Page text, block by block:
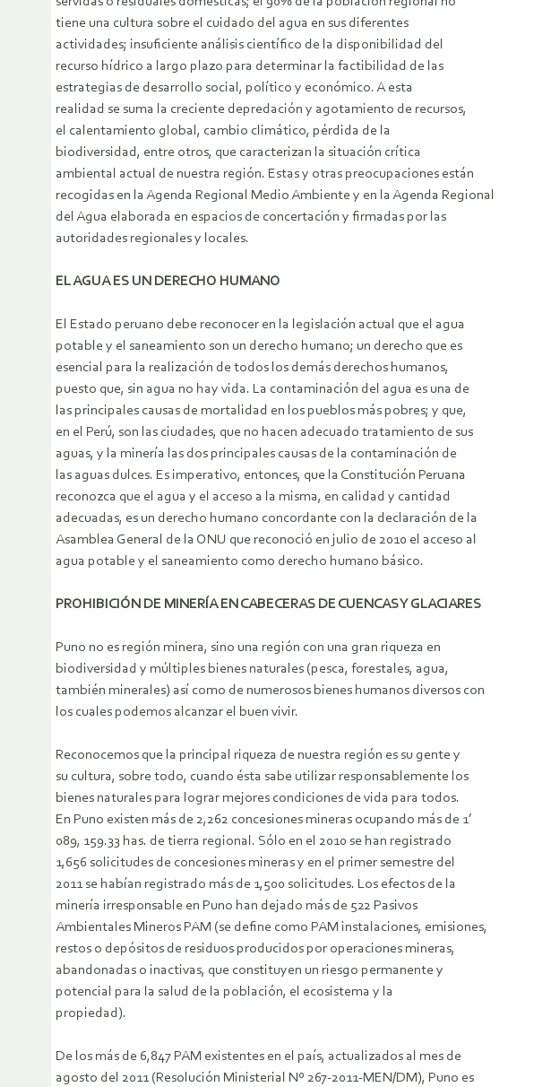
tiene una cultura sobre el cuidado del agua en sus diferentes
actividades; insuficiente análisis científico de la disponibilidad del
recurso hídrico a largo plazo para determinar la factibilidad de las
estrategias de desarrollo social, político y económico. A esta
realidad se suma la creciente depredación y agotamiento de recursos,
el calentamiento global, cambio climático, pérdida de la
biodiversidad, entre otros, que caracterizan la situación crítica
ambiental actual de nuestra región. Estas y otras preocupaciones están
recogidas en la Agenda Regional Medio Ambiente y en la Agenda Regional
del Agua elaborada en espacios de concertación y firmadas por las
autoridades regionales y locales.
EL AGUA ES UN DERECHO HUMANO
El Estado peruano debe reconocer en la legislación actual que el agua
potable y el saneamiento son un derecho humano; un derecho que es
esencial para la realización de todos los demás derechos humanos,
puesto que, sin agua no hay vida. La contaminación del agua es una de
las principales causas de mortalidad en los pueblos más pobres; y que,
en el Perú, son las ciudades, que no hacen adecuado tratamiento de sus
aguas, y la minería las dos principales causas de la contaminación de
las aguas dulces. Es imperativo, entonces, que la Constitución Peruana
reconozca que el agua y el acceso a la misma, en calidad y cantidad
adecuadas, es un derecho humano concordante con la declaración de la
Asamblea General de la ONU que reconoció en julio de 2010 el acceso al
agua potable y el saneamiento como derecho humano básico.
PROHIBICIÓN DE MINERÍA EN CABECERAS DE CUENCAS Y GLACIARES
Puno no es región minera, sino una región con una gran riqueza en
biodiversidad y múltiples bienes naturales (pesca, forestales, agua,
también minerales) así como de numerosos bienes humanos diversos con
los cuales podemos alcanzar el buen vivir.
Reconocemos que la principal riqueza de nuestra región es su gente y
su cultura, sobre todo, cuando ésta sabe utilizar responsablemente los
bienes naturales para lograr mejores condiciones de vida para todos.
En Puno existen más de 2,262 concesiones mineras ocupando más de 1’
089, 159.33 has. de tierra regional. Sólo en el 2010 se han registrado
1,656 solicitudes de concesiones mineras y en el primer semestre del
2011 se habían registrado más de 1,500 solicitudes. Los efectos de la
minería irresponsable en Puno han dejado más de 522 Pasivos
Ambientales Mineros PAM (se define como PAM instalaciones, emisiones,
restos o depósitos de residuos producidos por operaciones mineras,
abandonadas o inactivas, que constituyen un riesgo permanente y
potencial para la salud de la población, el ecosistema y la
propiedad).
De los más de 6,847 PAM existentes en el país, actualizados al mes de
agosto del 2011 (Resolución Ministerial Nº 267-2011-MEN/DM), Puno es